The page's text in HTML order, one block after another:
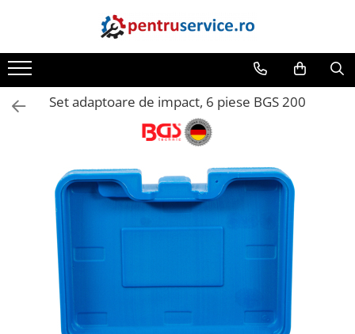
Toate Produsele
Scule Speciale
Scule pentru Motociclete
Scule Speciale pentru Camion
Scule speciale pentru electrice
Extractoare, Injectoare, Rulmenti
Tinichigerie, Caroserie
Sistem de racire, incalzire, aer
conditionat
Unelte de Motor si accesorii
Scule Speciale pentru atelier
Set adaptoare de impact, 6 piese BGS 200